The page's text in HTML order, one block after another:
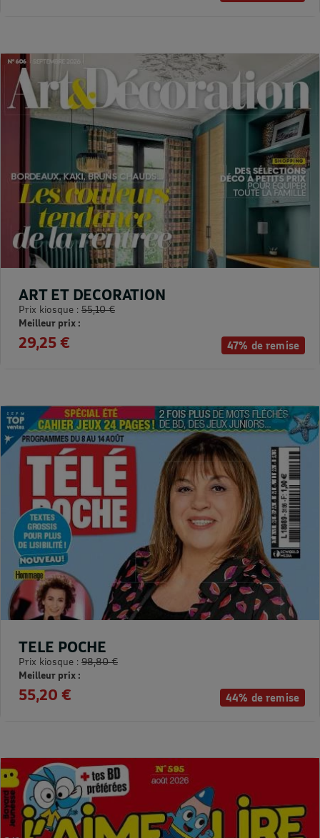
47% de remise
ART ET DECORATION
Prix kiosque : 55,10 €
Meilleur prix :
29,25 €
44% de remise
TELE POCHE
Prix kiosque : 98,80 €
Meilleur prix :
55,20 €